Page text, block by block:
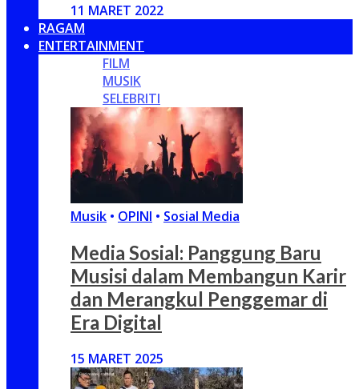
11 MARET 2022
RAGAM
ENTERTAINMENT
FILM
MUSIK
SELEBRITI
Musik • OPINI • Sosial Media
Media Sosial: Panggung Baru
Musisi dalam Membangun Karir
dan Merangkul Penggemar di
Era Digital
15 MARET 2025